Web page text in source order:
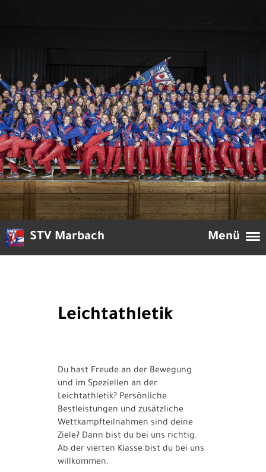
Menü
STV Marbach
Leichtathletik
Du hast Freude an der Bewegung
und im Speziellen an der
Leichtathletik? Persönliche
Bestleistungen und zusätzliche
Wettkampfteilnahmen sind deine
Ziele? Dann bist du bei uns richtig.
Ab der vierten Klasse bist du bei uns
willkommen.